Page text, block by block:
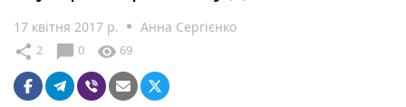
17 квітня 2017 р. Анна Сергієнко
share 2 chat_bubble 0 visibility 69